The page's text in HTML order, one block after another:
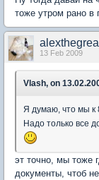
тоже утром рано в
13 Feb 2009
Vlash, on
Я думаю, что мы к
Надо только все
эт точно, мы тоже
документы, чтоб